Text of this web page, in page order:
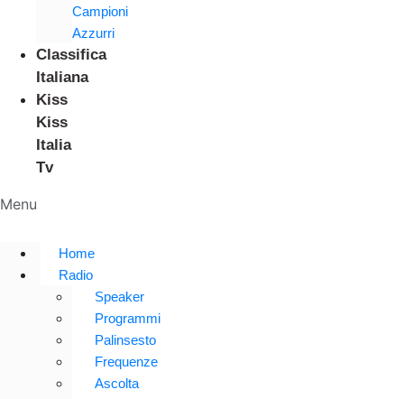
Campioni
Azzurri
Classifica
Italiana
Kiss
Kiss
Italia
Tv
Menu
Home
Radio
Speaker
Programmi
Palinsesto
Frequenze
Ascolta